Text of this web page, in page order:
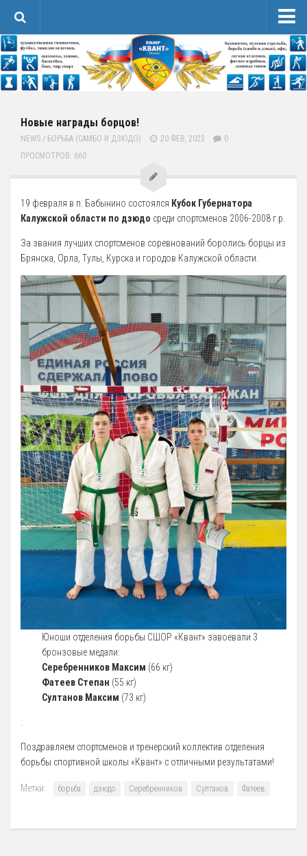
Новости
Сведения об образовательной организации
Карточка Основных Сведений
Контакты
4 Образовательные стандарты и требования
Соревнования
Календарь
Положения и протоколы
5 Руководство. Педагогический (научно-педагогический) состав
Администрация
Тренерский состав
33. Педагогический Состав
6 Материально-техническое обеспечение и оснащенность
образовательного процесса
7 Доступная среда
Организация питания в Образовательной организации
8 Международное сотрудничество
9 Вакантные места для приема (перевода) обучающихся
10 Стипендии и меры поддержки обучающихся
11 Финансово-хозяйственная деятельность
Извещения о закупках
13 Документы
Документы МАУ «СШОР КВАНТ»
Виды Спорта
Борьба (самбо и дзюдо)
Легкая атлетика
Пулевая стрельба
Новые награды борцов!
NEWS / БОРЬБА (САМБО И ДЗЮДО) 20 ФЕВ, 2023
0
ПРОСМОТРОВ: 660
19 февраля в п. Бабынино состоялся Кубок Губернатора
Калужской области по дзюдо среди спортсменов 2006-2008 г.р.
За звания лучших спортсменов соревнований боролись борцы из
Брянска, Орла, Тулы, Курска и городов Калужской области.
Юноши отделения борьбы СШОР «Квант» завоевали 3
бронзовые медали:
Серебренников Максим (66 кг)
Фатеев Степан (55 кг)
Султанов Максим (73 кг)
Поздравляем спортсменов и тренерский коллектив отделения
борьбы спортивной школы «Квант» с отличными результатами!
Метки: борьба дзюдо Серебренников Султанов Фатеев